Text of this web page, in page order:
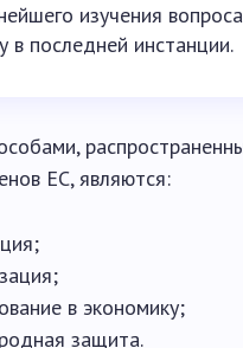
изучения
в последней инстанции.
ЕС, являются:
в экономику;
защита.